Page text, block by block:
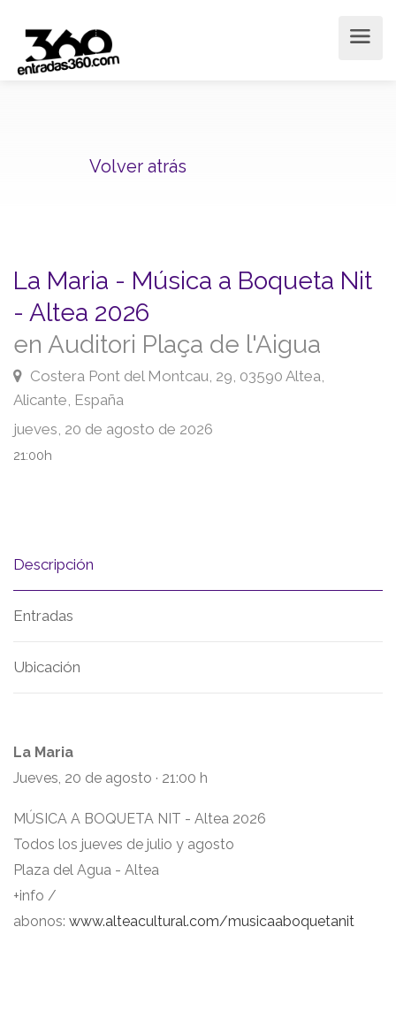
Volver atrás
La Maria - Música a Boqueta Nit
- Altea 2026
en Auditori Plaça de l'Aigua
Costera Pont del Montcau, 29, 03590 Altea,
Alicante, España
jueves, 20 de agosto de 2026
21:00h
Descripción
Entradas
Ubicación
La Maria
Jueves, 20 de agosto · 21:00 h
MÚSICA A BOQUETA NIT - Altea 2026
Todos los jueves de julio y agosto
Plaza del Agua - Altea
+info /
abonos: www.alteacultural.com/musicaaboquetanit